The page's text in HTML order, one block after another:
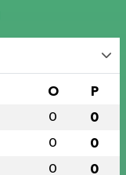
O P
0 0
0 0
0 0